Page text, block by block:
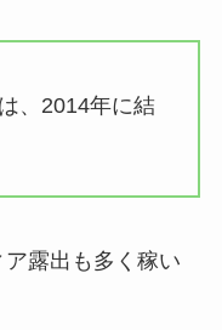
、2014年に結
露出も多く稼い